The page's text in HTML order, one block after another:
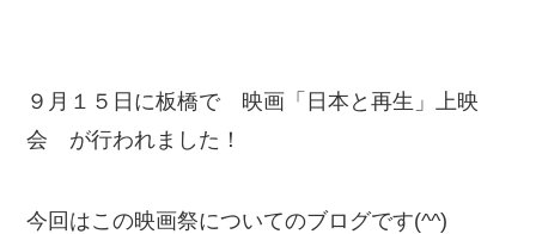
９月１５日に板橋で 映画「日本と再生」上映
会 が行われました！
今回はこの映画祭についてのブログです(^^)